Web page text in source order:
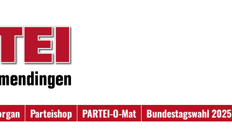
Parteishop PARTEI-O-Mat
Bundestagswahl 2025